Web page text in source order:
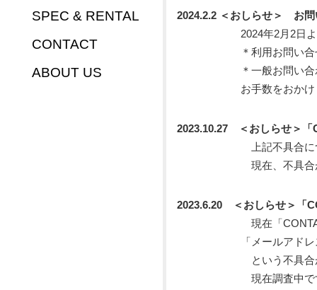
SPEC & RENTAL
CONTACT
ABOUT US
2024.2.2 ＜おしらせ＞ お問
2024年2月2日よりお問
＊利用お問い合
＊一般お問い合わ
お手数をおかけします
2023.10.27 ＜おしらせ＞「
上記不具合につきまし
現在、不具合が解消さ
2023.6.20 ＜おしらせ＞「
現在「CONTACT」ペー
「メールアドレス再入力
という不具合が発生
現在調査中ですのでお